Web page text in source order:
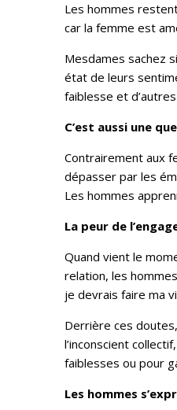
Les hommes
car la femme est
Mesdames sachez
état de leurs
faiblesse et
C’est aussi une
Contrairement aux
dépasser par les
Les hommes
La peur de
Quand vient le
relation, les
je devrais faire ma
Derrière ces
l’inconscient
faiblesses ou pour
Les hommes